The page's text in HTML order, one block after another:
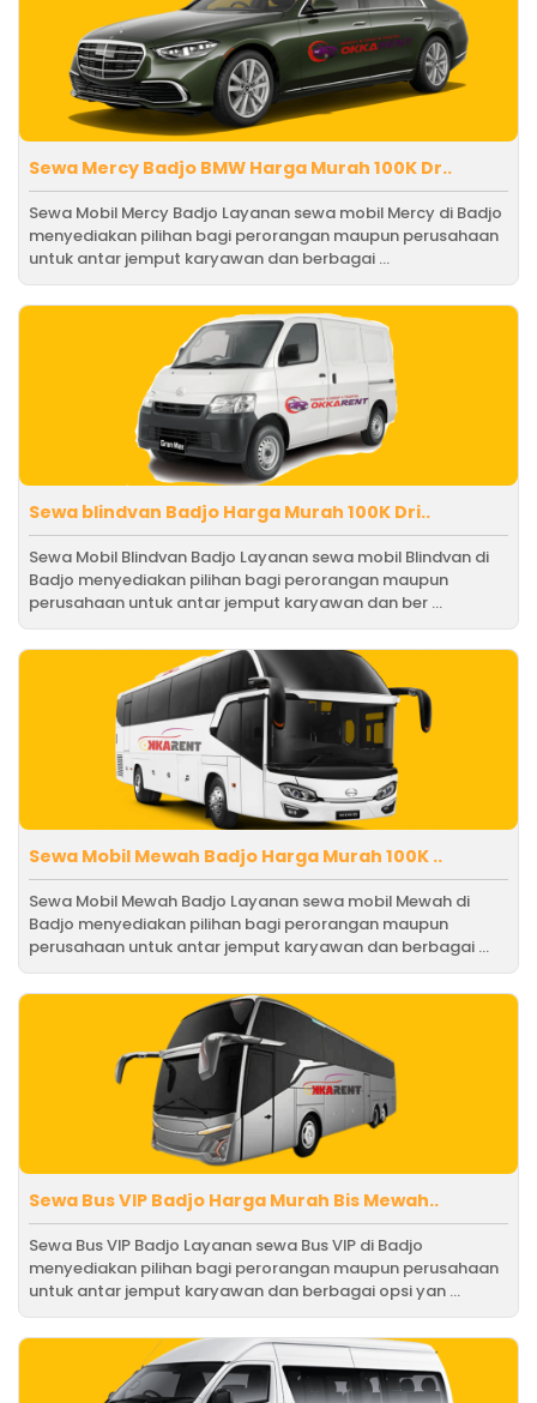
Sewa Mercy Badjo BMW Harga Murah 100K Dr..
Sewa Mobil Mercy Badjo Layanan sewa mobil Mercy di Badjo
menyediakan pilihan bagi perorangan maupun perusahaan
untuk antar jemput karyawan dan berbagai ...
Sewa blindvan Badjo Harga Murah 100K Dri..
Sewa Mobil Blindvan Badjo Layanan sewa mobil Blindvan di
Badjo menyediakan pilihan bagi perorangan maupun
perusahaan untuk antar jemput karyawan dan ber ...
Sewa Mobil Mewah Badjo Harga Murah 100K ..
Sewa Mobil Mewah Badjo Layanan sewa mobil Mewah di
Badjo menyediakan pilihan bagi perorangan maupun
perusahaan untuk antar jemput karyawan dan berbagai ...
Sewa Bus VIP Badjo Harga Murah Bis Mewah..
Sewa Bus VIP Badjo Layanan sewa Bus VIP di Badjo
menyediakan pilihan bagi perorangan maupun perusahaan
untuk antar jemput karyawan dan berbagai opsi yan ...